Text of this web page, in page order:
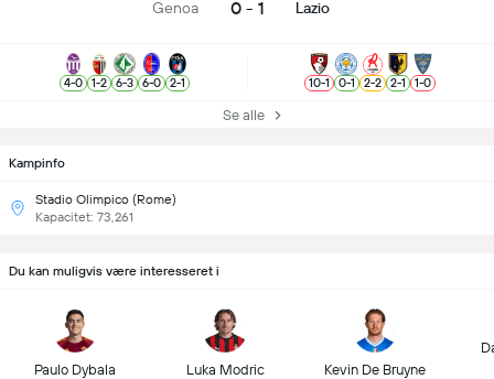
Kampinfo
Stadio Olimpico (Rome)
Kapacitet: 73,261
Genoa 0 - 1 Lazio
4-0 1-2 6-3 6-0 2-1 10-1 0-1 2-2 2-1 1-0
Se alle
Du kan muligvis være interesseret i
Paulo Dybala Luka Modric Kevin De Bruyne